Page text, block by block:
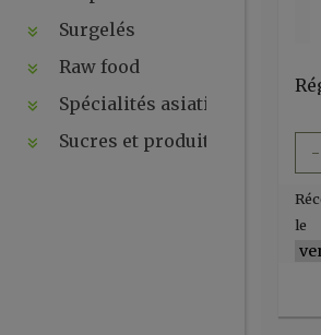
Surgelés
Raw food
Spécialités asiatiques
Sucres et produits de la ruche
-
le